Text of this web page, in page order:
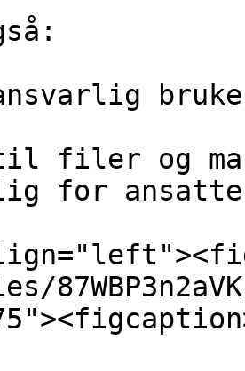
filer og
for